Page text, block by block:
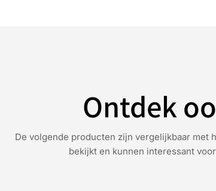
Ontdek
De volgende producten zijn vergelijkbaar met
bekijkt en kunnen interessant